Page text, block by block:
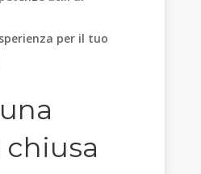
per il tuo